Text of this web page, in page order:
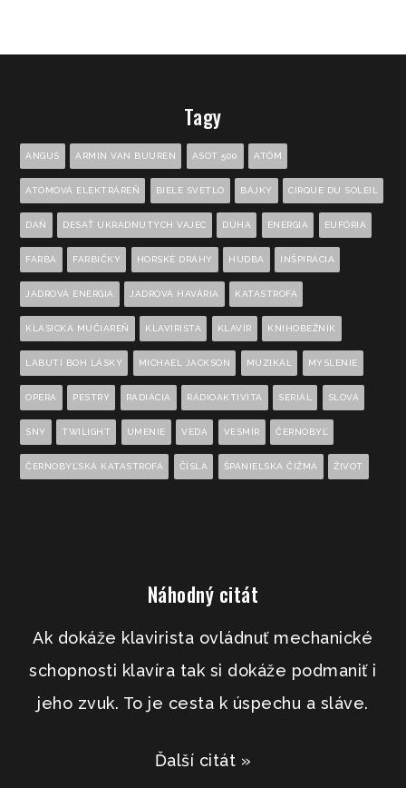
Tagy
ANGUS ARMIN VAN BUUREN ASOT 500 ATÓM
ATÓMOVÁ ELEKTRÁREŇ BIELE SVETLO BÁJKY CIRQUE DU SOLEIL
DAŇ DESAŤ UKRADNUTÝCH VAJEC DÚHA ENERGIA EUFÓRIA
FARBA FARBIČKY HORSKÉ DRÁHY HUDBA INŠPIRÁCIA
JADROVÁ ENERGIA JADROVÁ HAVÁRIA KATASTROFA
KLASICKÁ MUČIAREŇ KLAVIRISTA KLAVÍR KNIHOBEŽNÍK
LABUTÍ BOH LÁSKY MICHAEL JACKSON MUZIKÁL MYSLENIE
OPERA PESTRÝ RADIÁCIA RÁDIOAKTIVITA SERIÁL SLOVÁ
SNY TWILIGHT UMENIE VEDA VESMÍR ČERNOBYĽ
ČERNOBYĽSKÁ KATASTROFA ČÍSLA ŠPANIELSKA ČIŽMA ŽIVOT
Náhodný citát
Ak dokáže klavirista ovládnuť mechanické
schopnosti klavíra tak si dokáže podmaniť i
jeho zvuk. To je cesta k úspechu a sláve.
Ďalší citát »